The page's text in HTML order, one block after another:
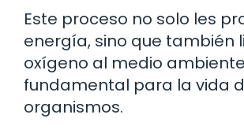
Este proceso no solo les
energía, sino que también
oxígeno al medio
fundamental para la vida
organismos.